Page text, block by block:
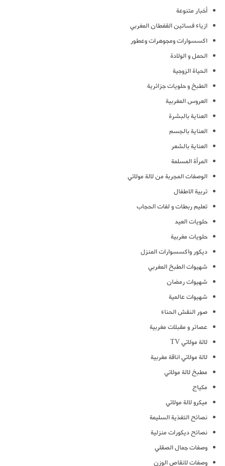
أخبار متنوعة
ازياء فساتين القفطان المغربي
اكسسوارات ومجوهرات وعطور
الحمل و الولادة
الحياة الزوجية
الطبخ و حلويات جزائرية
العروس المغربية
العناية بالبشرة
العناية بالجسم
العناية بالشعر
المرأة المسلمة
الوصفات المجربة من لالة مولاتي
تربية الاطفال
تعليم ربطات و لفات الحجاب
حلويات العيد
حلويات مغربية
ديكور واكسسوارات المنزل
شهيوات الطبخ المغربي
شهيوات رمضان
شهيوات عالمية
صور النقش الحناء
عصائر و مقبلات مغربية
لالة مولاتي TV
لالة مولاتي اناقة مغربية
مطبخ لالة مولاتي
مكياج
ميكرو لالة مولاتي
نصائح التغذية السليمة
نصائح ديكورات منزلية
وصفات جمال الصقلي
وصفات لانقاص الوزن